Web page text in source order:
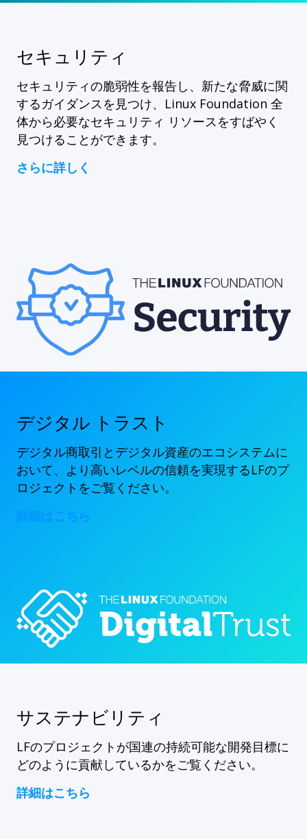
セキュリティ
セキュリティの脆弱性を報告し、新たな脅威に関
するガイダンスを見つけ、Linux Foundation 全
体から必要なセキュリティ リソースをすばやく
見つけることができます。
さらに詳しく
デジタル トラスト
デジタル商取引とデジタル資産のエコシステムに
おいて、より高いレベルの信頼を実現するLFのプ
ロジェクトをご覧ください。
詳細はこちら
サステナビリティ
LFのプロジェクトが国連の持続可能な開発目標に
どのように貢献しているかをご覧ください。
詳細はこちら